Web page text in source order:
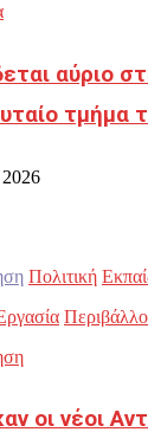
αύριο
τμήμα
2026
Πολιτική
οι νέοι